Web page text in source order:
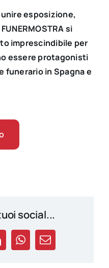
esposizione,
si
imprescindibile per
essere protagonisti
funerario in Spagna e
social...
WhatsApp
Email